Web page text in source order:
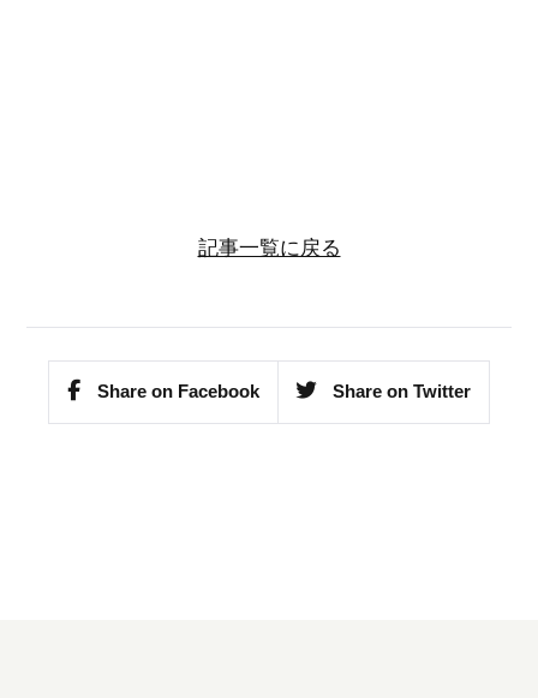
記事一覧に戻る
Share on Facebook Share on Twitter